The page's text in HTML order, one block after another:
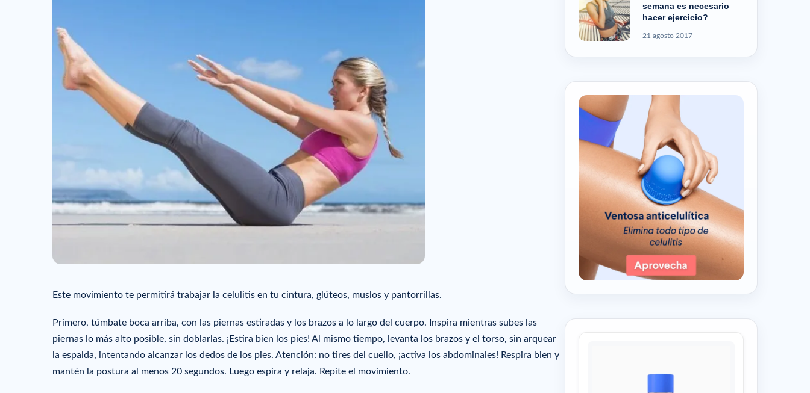
Este movimiento te permitirá trabajar la celulitis en tu cintura, glúteos, muslos y pantorrillas.
Primero, túmbate boca arriba, con las piernas estiradas y los brazos a lo largo del cuerpo. Inspira mientras subes las
piernas lo más alto posible, sin doblarlas. ¡Estira bien los pies! Al mismo tiempo, levanta los brazos y el torso, sin arquear
la espalda, intentando alcanzar los dedos de los pies. Atención: no tires del cuello, ¡activa los abdominales! Respira bien y
mantén la postura al menos 20 segundos. Luego espira y relaja. Repite el movimiento.
semana es necesario
hacer ejercicio?
21 agosto 2017